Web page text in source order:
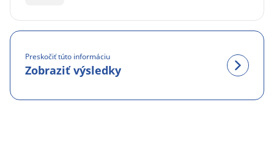
Preskočiť túto informáciu
Zobraziť výsledky